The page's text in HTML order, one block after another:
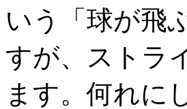
いう「球が飛
すが、ストラ
ます。何れに